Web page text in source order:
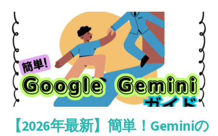
単！
Gemini(ジ
ニ)
で
画
像
生
成
【2026年最新】簡単！Geminiの